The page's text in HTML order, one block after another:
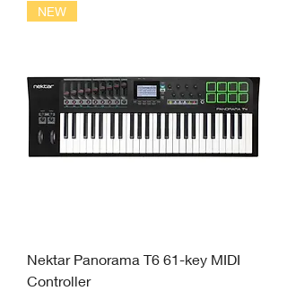
NEW
Nektar Panorama T6 61-key MIDI
Controller